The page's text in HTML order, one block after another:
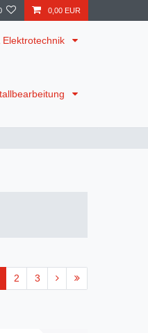
0,00 EUR
Elektrotechnik
2 3